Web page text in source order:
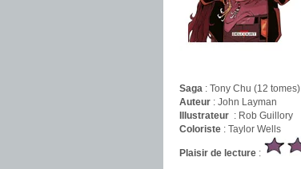
Saga : Tony Chu (12 tomes)
Auteur : John Layman
Illustrateur : Rob Guillory
Coloriste : Taylor Wells
Plaisir de lecture :